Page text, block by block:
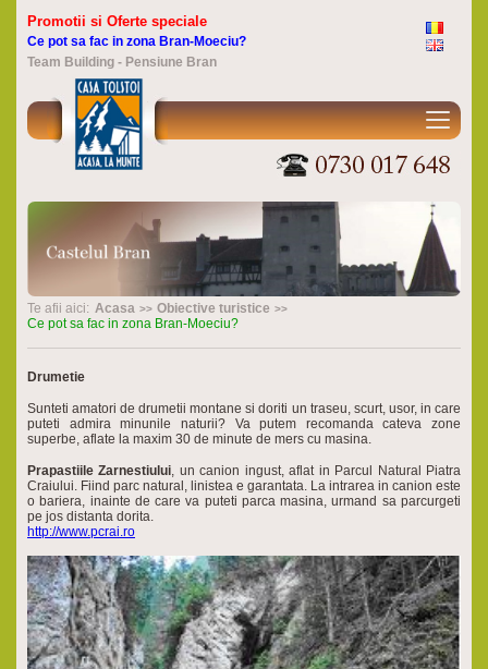
Promotii si Oferte speciale
Ce pot sa fac in zona Bran-Moeciu?
Team Building - Pensiune Bran
Te afii aici: Acasa
Obiective turistice
Ce pot sa fac in zona Bran-Moeciu?
Drumetie
Sunteti amatori de drumetii montane si doriti un traseu, scurt, usor, in care
puteti admira minunile naturii? Va putem recomanda cateva zone
superbe, aflate la maxim 30 de minute de mers cu masina.
Prapastiile Zarnestiului, un canion ingust, aflat in Parcul Natural Piatra
Craiului. Fiind parc natural, linistea e garantata. La intrarea in canion este
o bariera, inainte de care va puteti parca masina, urmand sa parcurgeti
pe jos distanta dorita.
http://www.pcrai.ro